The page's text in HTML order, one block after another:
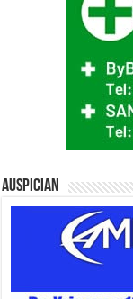
Auspician